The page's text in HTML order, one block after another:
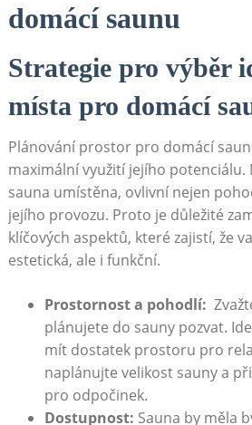
domácí ​saunu
Strategie​ pro výběr
‍místa pro⁣ domácí
Plánování⁤ prostor pro domácí
maximální využití ‌jejího potenciálu.
sauna ⁢umístěna, ovlivní nejen⁤
jejího provozu. Proto je důležité‍
klíčových aspektů, ​které ⁢zajistí, že
estetická, ale i funkční.
Prostornost a ‍pohodlí:
plánujete⁤ do⁢ sauny pozvat.​
mít dostatek prostoru pro
‍naplánujte velikost sauny a
⁤pro odpočinek.
Dostupnost: Sauna by měla